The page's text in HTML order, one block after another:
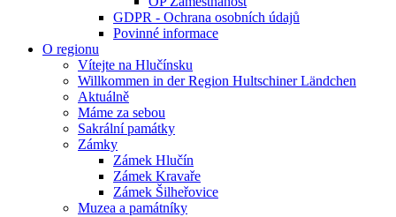
GDPR - Ochrana osobních údajů
Povinné informace
O regionu
Vítejte na Hlučínsku
Willkommen in der Region Hultschiner Ländchen
Aktuálně
Máme za sebou
Sakrální památky
Zámky
Zámek Hlučín
Zámek Kravaře
Zámek Šilheřovice
Muzea a památníky